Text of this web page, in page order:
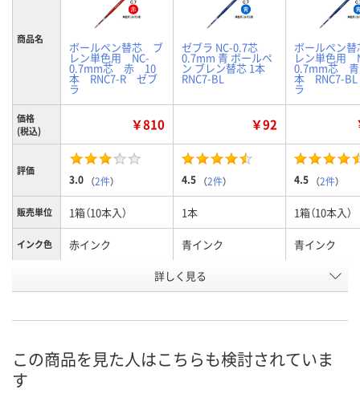
商品名
ボールペン替芯 ブ
レン単色用 NC-
0.7mm芯 赤 10
本 RNC7-R ゼブ
ラ
ゼブラ NC-0.7芯
0.7mm 青 ボールペ
ン ブレン替芯 1本
RNC7-BL
ボールペン
レン単色用
0.7mm芯
本 RNC7-
ラ
価格
(税込)
￥810 ￥92
評価
3.0 （2件） 4.5 （2件） 4.5 （2件）
販売単位 1箱（10本入） 1本 1箱（10本入）
インク色 赤インク 青インク 青インク
P213876 P238024
8月8日（土）
詳しく見る
この商品を見た人はこちらも検討されていま
す